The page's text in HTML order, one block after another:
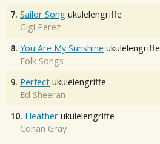
7. Sailor Song ukulelengriffe
Gigi Perez
8. You Are My Sunshine ukulelengriffe
Folk Songs
9. Perfect ukulelengriffe
Ed Sheeran
10. Heather ukulelengriffe
Conan Gray